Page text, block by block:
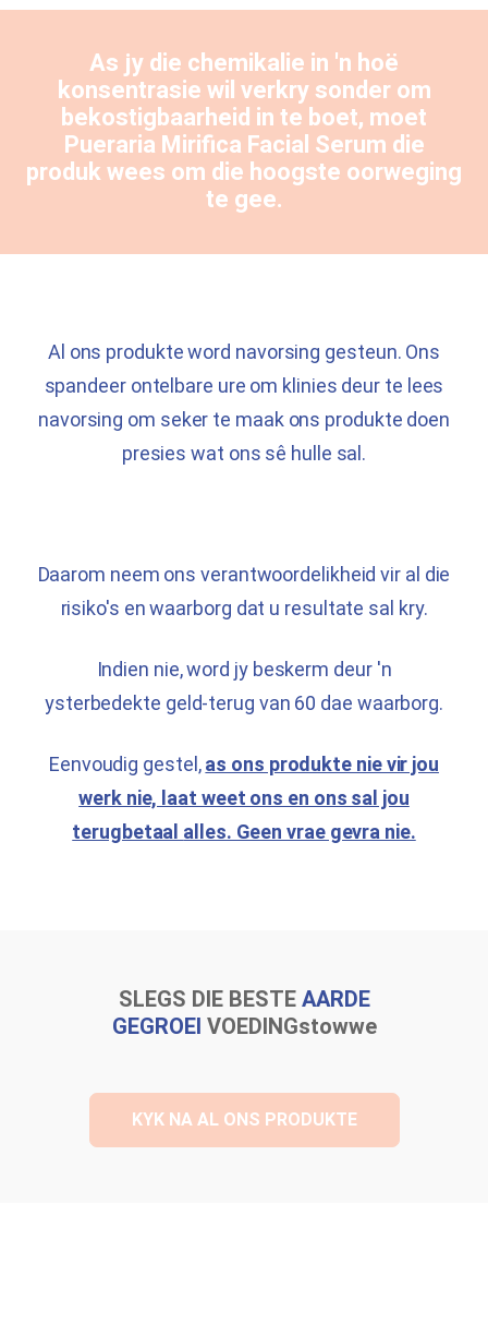
As jy die chemikalie in 'n hoë
konsentrasie wil verkry sonder om
bekostigbaarheid in te boet, moet
Pueraria Mirifica Facial Serum die
produk wees om die hoogste oorweging
te gee.
Al ons produkte word navorsing gesteun. Ons
spandeer ontelbare ure om klinies deur te lees
navorsing om seker te maak ons ​​produkte doen
presies wat ons sê hulle sal.
Daarom neem ons verantwoordelikheid vir al die
risiko's en waarborg dat u resultate sal kry.
Indien nie, word jy beskerm deur 'n
ysterbedekte geld-terug van 60 dae waarborg.
Eenvoudig gestel,as ons produkte nie vir jou
werk nie, laat weet ons en ons sal jou
terugbetaal alles. Geen vrae gevra nie.
SLEGS DIE BESTE AARDE
GEGROEI VOEDINGstowwe
KYK NA AL ONS PRODUKTE